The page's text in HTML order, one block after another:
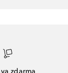
zdarma